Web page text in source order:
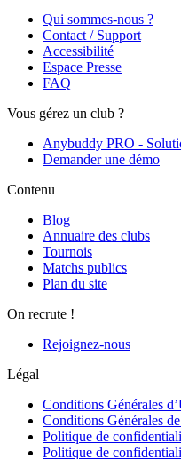
Qui sommes-nous ?
Contact / Support
Accessibilité
Espace Presse
FAQ
Vous gérez un club ?
Anybuddy PRO -
Demander une démo
Contenu
Blog
Annuaire des clubs
Tournois
Matchs publics
Plan du site
On recrute !
Rejoignez-nous
Légal
Conditions Générales
Conditions Générales
Politique de
Politique de